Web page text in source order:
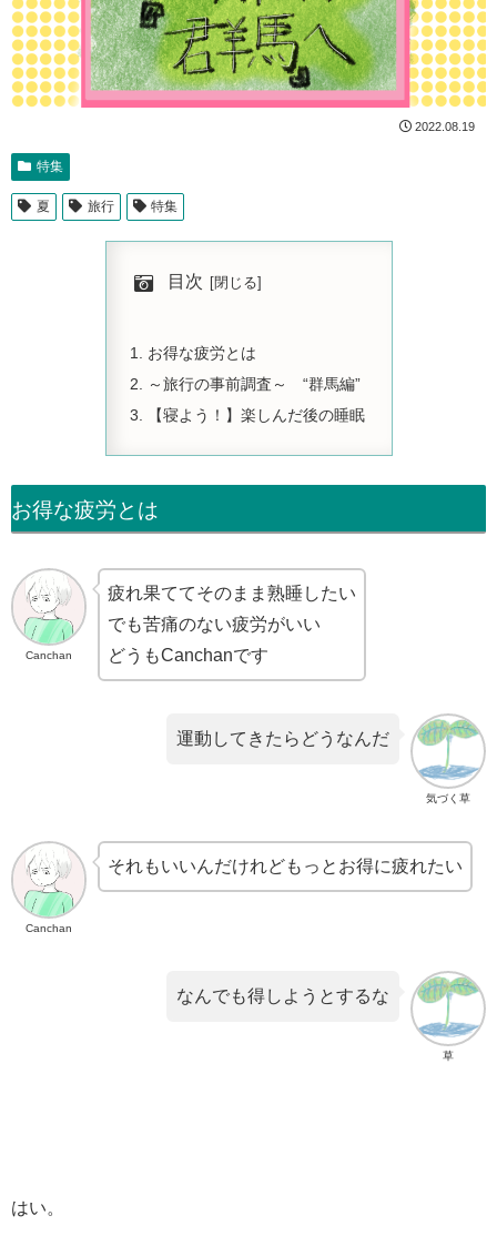
2022.08.19
特集
夏 旅行 特集
目次
お得な疲労とは
～旅行の事前調査～ “群馬編”
【寝よう！】楽しんだ後の睡眠
お得な疲労とは
Canchan
疲れ果ててそのまま熟睡したい
でも苦痛のない疲労がいい
どうもCanchanです
気づく草
運動してきたらどうなんだ
Canchan
それもいいんだけれどもっとお得に疲れたい
草
なんでも得しようとするな
はい。